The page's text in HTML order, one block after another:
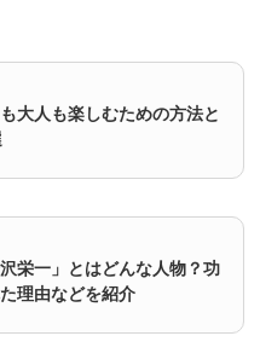
大人も楽しむための方法と
栄一」とはどんな人物？功
理由などを紹介